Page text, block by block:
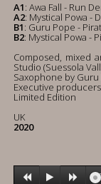
A1: Awa Fall - Run
A2: Mystical Powa -
B1: Guru Pope -
B2: Mystical Powa -
Composed, mixed
Studio (Suessola
Saxophone by Guru
Executive
Limited Edition
UK
2020